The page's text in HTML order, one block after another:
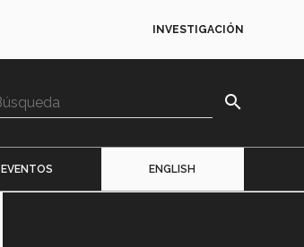
INVESTIGACIÓN
search
EVENTOS ENGLISH